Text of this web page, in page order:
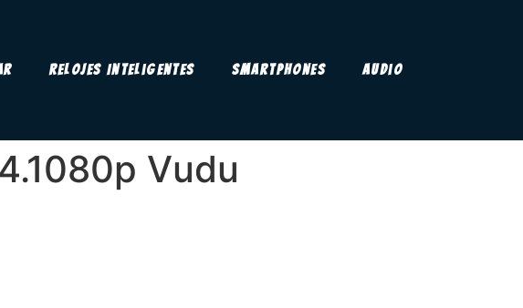
Relojes Inteligentes Smartphones Audio
Vudu